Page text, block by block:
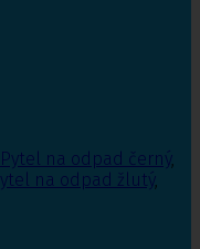
Pytel na odpad černý,
na odpad žlutý,